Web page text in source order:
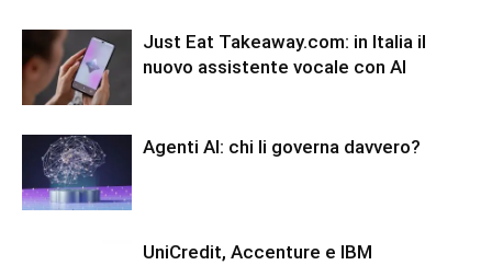
Just Eat Takeaway.com: in Italia il
nuovo assistente vocale con AI
Agenti AI: chi li governa davvero?
UniCredit, Accenture e IBM